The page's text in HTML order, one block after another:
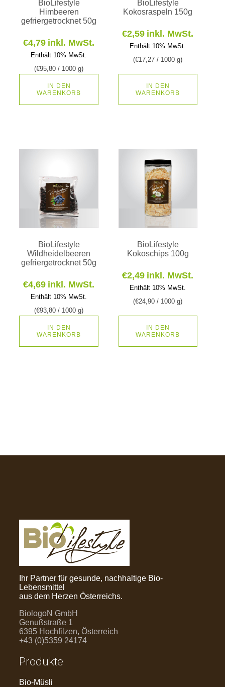
BioLifestyle
Himbeeren
gefriergetrocknet 50g
€4,79 inkl. MwSt.
Enthält 10% MwSt.
(€95,80 / 1000 g)
IN DEN
WARENKORB
BioLifestyle
Kokosraspeln 150g
€2,59 inkl. MwSt.
Enthält 10% MwSt.
(€17,27 / 1000 g)
IN DEN
WARENKORB
BioLifestyle
Wildheidelbeeren
gefriergetrocknet 50g
€4,69 inkl. MwSt.
Enthält 10% MwSt.
(€93,80 / 1000 g)
IN DEN
WARENKORB
BioLifestyle
Kokoschips 100g
€2,49 inkl. MwSt.
Enthält 10% MwSt.
(€24,90 / 1000 g)
IN DEN
WARENKORB
Ihr Partner für gesunde, nachhaltige Bio-
Lebensmittel
aus dem Herzen Österreichs.
BiologoN GmbH
Genußstraße 1
6395 Hochfilzen, Österreich
+43 (0)5359 24174
Produkte
Bio-Müsli